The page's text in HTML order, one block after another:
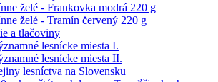
želé - Frankovka modrá 220 g
želé - Tramín červený 220 g
a tlačoviny
lesnícke miesta I.
lesnícke miesta II.
lesníctva na Slovensku